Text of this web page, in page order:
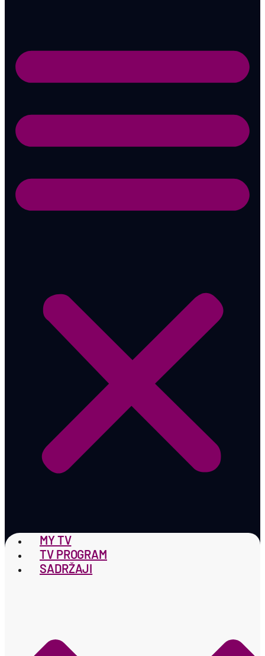
MY TV
TV PROGRAM
SADRŽAJI